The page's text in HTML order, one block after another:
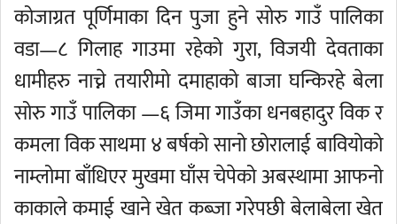
कोजाग्रत पूर्णिमाका दिन पुजा हुने सोरु गाउँ पालिका
वडा—८ गिलाह गाउमा रहेको गुरा, विजयी देवताका
धामीहरु नाच्ने तयारीमो दमाहाको बाजा घन्किरहे बेला
सोरु गाउँ पालिका —६ जिमा गाउँका धनबहादुर विक र
कमला विक साथमा ४ बर्षको सानो छोरालाई बावियोको
नाम्लोमा बाँधिएर मुखमा घाँस चेपेको अबस्थामा आफनो
काकाले कमाई खाने खेत कब्जा गरेपछी बेलाबेला खेत